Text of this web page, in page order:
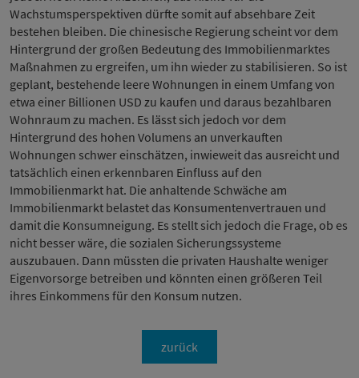
Wachstumsperspektiven dürfte somit auf absehbare Zeit
bestehen bleiben. Die chinesische Regierung scheint vor dem
Hintergrund der großen Bedeutung des Immobilienmarktes
Maßnahmen zu ergreifen, um ihn wieder zu stabilisieren. So ist
geplant, bestehende leere Wohnungen in einem Umfang von
etwa einer Billionen USD zu kaufen und daraus bezahlbaren
Wohnraum zu machen. Es lässt sich jedoch vor dem
Hintergrund des hohen Volumens an unverkauften
Wohnungen schwer einschätzen, inwieweit das ausreicht und
tatsächlich einen erkennbaren Einfluss auf den
Immobilienmarkt hat. Die anhaltende Schwäche am
Immobilienmarkt belastet das Konsumentenvertrauen und
damit die Konsumneigung. Es stellt sich jedoch die Frage, ob es
nicht besser wäre, die sozialen Sicherungssysteme
auszubauen. Dann müssten die privaten Haushalte weniger
Eigenvorsorge betreiben und könnten einen größeren Teil
ihres Einkommens für den Konsum nutzen.
zurück